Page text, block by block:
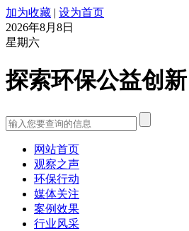
加为收藏 | 设为首页
2026年8月8日
星期六
探索环保公益创
网站首页
观察之声
环保行动
媒体关注
案例效果
行业风采